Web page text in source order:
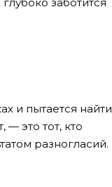
и пытается найти
это тот, кто
разногласий.